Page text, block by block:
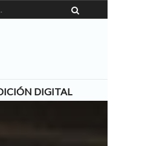
DIGITAL